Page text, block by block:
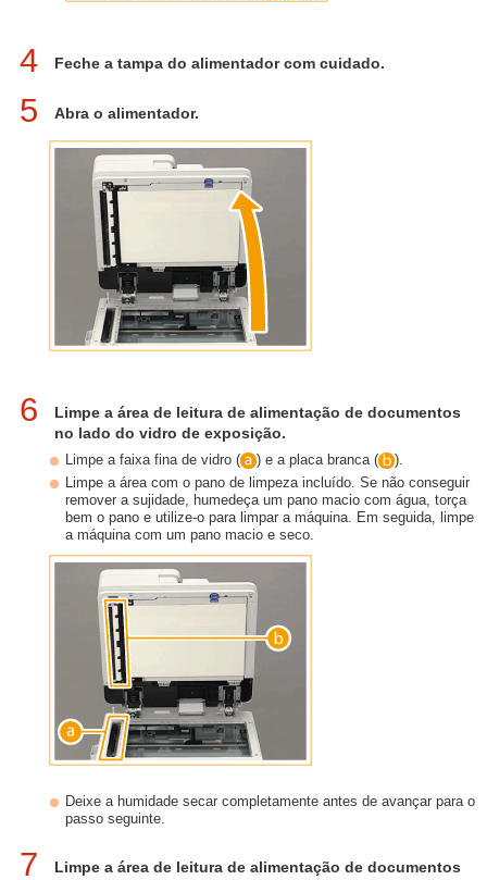
4 Feche a tampa do alimentador com cuidado.
5 Abra o alimentador.
6
Limpe a área de leitura de alimentação de documentos
no lado do vidro de exposição.
Limpe a faixa fina de vidro ( ) e a placa branca (
).
Limpe a área com o pano de limpeza incluído. Se não conseguir
remover a sujidade, humedeça um pano macio com água, torça
bem o pano e utilize-o para limpar a máquina. Em seguida, limpe
a máquina com um pano macio e seco.
Deixe a humidade secar completamente antes de avançar para o
passo seguinte.
7
Limpe a área de leitura de alimentação de documentos